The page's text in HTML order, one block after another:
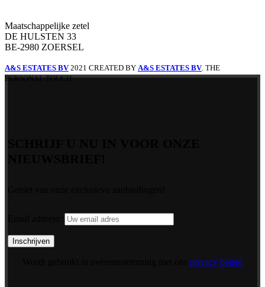
Maatschappelijke zetel
DE HULSTEN 33
BE-2980 ZOERSEL
A&S ESTATES BV 2021 CREATED BY A&S ESTATES BV. THE
PERSONAL TOUCH.
privacy beleid